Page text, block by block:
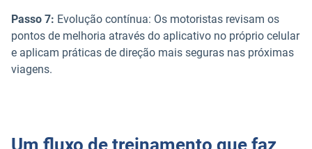
Passo 7: Evolução contínua: Os motoristas revisam os
pontos de melhoria através do aplicativo no próprio celular
e aplicam práticas de direção mais seguras nas próximas
viagens.